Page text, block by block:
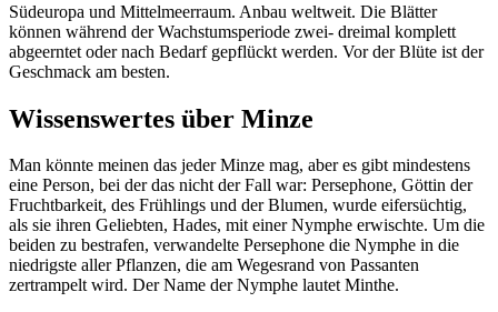
Südeuropa und Mittelmeerraum. Anbau weltweit. Die Blätter
können während der Wachstumsperiode zwei- dreimal komplett
abgeerntet oder nach Bedarf gepflückt werden. Vor der Blüte ist der
Geschmack am besten.
Wissenswertes über Minze
Man könnte meinen das jeder Minze mag, aber es gibt mindestens
eine Person, bei der das nicht der Fall war: Persephone, Göttin der
Fruchtbarkeit, des Frühlings und der Blumen, wurde eifersüchtig,
als sie ihren Geliebten, Hades, mit einer Nymphe erwischte. Um die
beiden zu bestrafen, verwandelte Persephone die Nymphe in die
niedrigste aller Pflanzen, die am Wegesrand von Passanten
zertrampelt wird. Der Name der Nymphe lautet Minthe.